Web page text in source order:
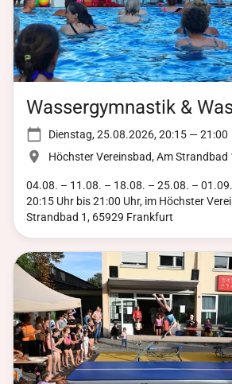
Wassergymnastik &
Dienstag, 25.08.2026, 20:15 — 21:00
Höchster Vereinsbad, Am
04.08. – 11.08. – 18.08. – 25.08. –
20:15 Uhr bis 21:00 Uhr, im Höchster
Strandbad 1, 65929 Frankfurt